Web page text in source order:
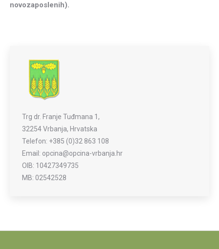
novozaposlenih).
Trg dr. Franje Tuđmana 1,
32254 Vrbanja, Hrvatska
Telefon: +385 (0)32 863 108
Email: opcina@opcina-vrbanja.hr
OIB: 10427349735
MB: 02542528